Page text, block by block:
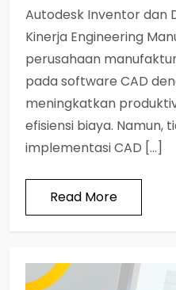
Autodesk Inventor dan
Kinerja Engineering
perusahaan
pada software CAD
meningkatkan
efisiensi biaya. Namun,
implementasi CAD […]
Read More